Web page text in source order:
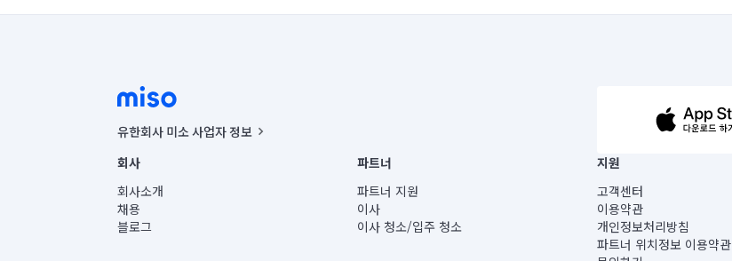
유한회사 미소 사업자 정보
사업자등록번호 : 291-87-00271 | 인허가번호 : 2016-3220163-14-5-00019 |
통신판매신고번호 : 2024-서울종로-1400(공정거래위원회 정보) |
대표이사 : CHING VICTOR COLUMBIA RHEE
주소 | 본사: 서울특별시 종로구 율곡로 6(중학동, 트윈트리빌딩) B동 5층
컨택센터 : 서울특별시 종로구 수송동 율곡로 24, 7층, 8층 미소
회사
회사소개
채용
블로그
파트너
파트너 지원
이사
이사 청소/입주 청소
지원
고객센터
이용약관
개인정보처리방침
파트너 위치정보 이용약관